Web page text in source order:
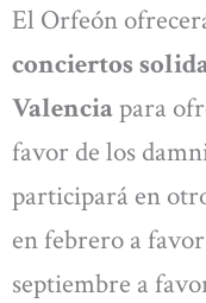
El Orfeón
conciertos
Valenciapara
favor de los
participará en
en febrero a
septiembre a